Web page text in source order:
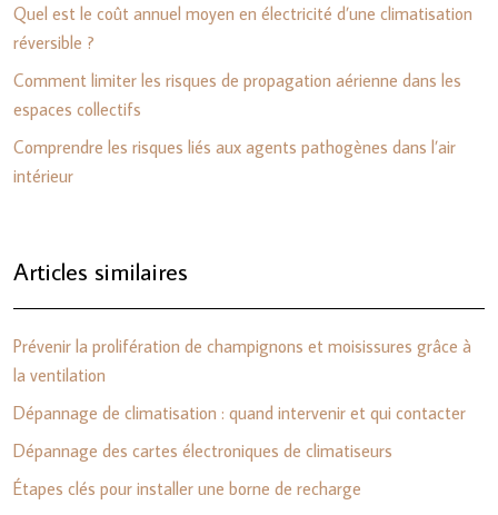
Quel est le coût annuel moyen en électricité d’une climatisation
réversible ?
Comment limiter les risques de propagation aérienne dans les
espaces collectifs
Comprendre les risques liés aux agents pathogènes dans l’air
intérieur
Articles similaires
Prévenir la prolifération de champignons et moisissures grâce à
la ventilation
Dépannage de climatisation : quand intervenir et qui contacter
Dépannage des cartes électroniques de climatiseurs
Étapes clés pour installer une borne de recharge